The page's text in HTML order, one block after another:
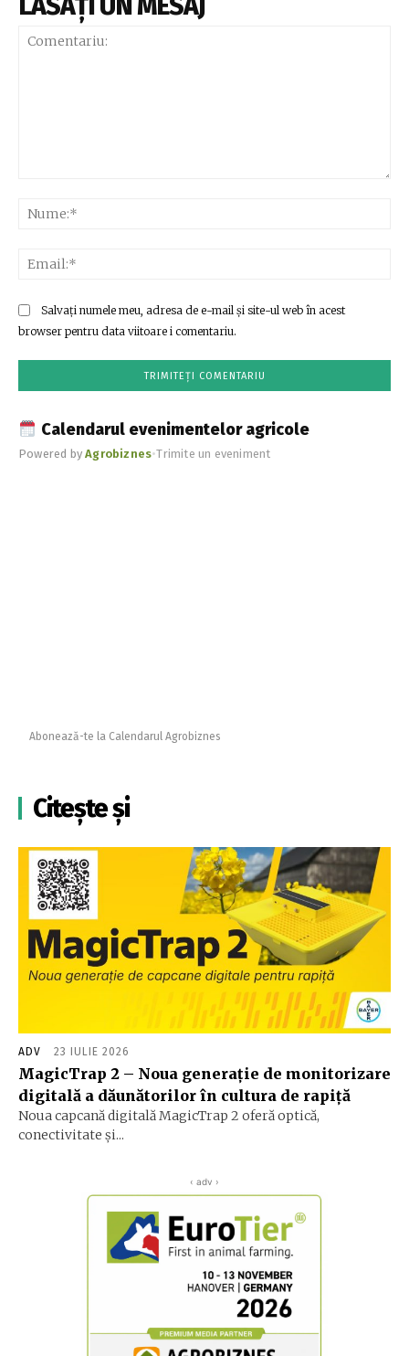
LĂSAȚI UN MESAJ
Salvați numele meu, adresa de e-mail și site-ul web în acest
browser pentru data viitoare i comentariu.
Calendarul evenimentelor agricole
Powered byAgrobiznes•Trimite un eveniment
Abonează-te la Calendarul Agrobiznes
Citește și
ADV 23 IULIE 2026
MagicTrap 2 – Noua generație de monitorizare
digitală a dăunătorilor în cultura de rapiță
Noua capcană digitală MagicTrap 2 oferă optică,
conectivitate și...
‹ adv ›